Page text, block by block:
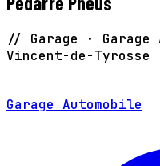
// Garage ·
Vincent-de-Tyrosse
Garage Automobile